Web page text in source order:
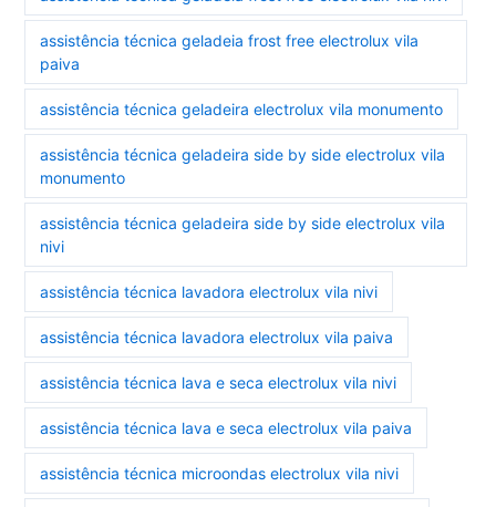
assistência técnica geladeia frost free electrolux vila
paiva
assistência técnica geladeira electrolux vila monumento
assistência técnica geladeira side by side electrolux vila
monumento
assistência técnica geladeira side by side electrolux vila
nivi
assistência técnica lavadora electrolux vila nivi
assistência técnica lavadora electrolux vila paiva
assistência técnica lava e seca electrolux vila nivi
assistência técnica lava e seca electrolux vila paiva
assistência técnica microondas electrolux vila nivi